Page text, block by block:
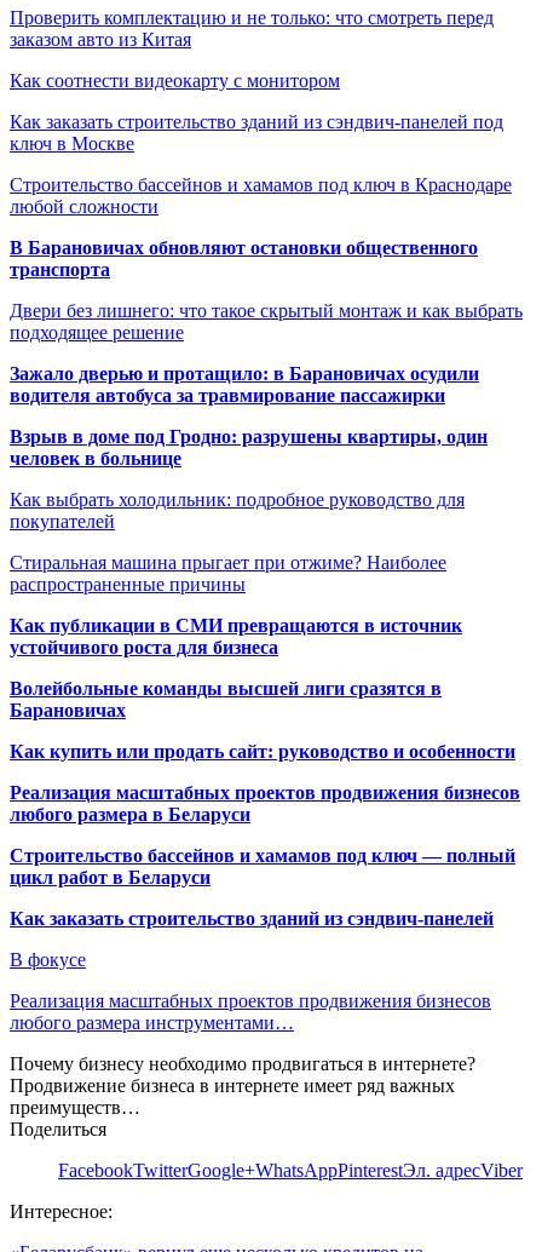
Проверить комплектацию и не только: что смотреть перед
заказом авто из Китая
Как соотнести видеокарту с монитором
Как заказать строительство зданий из сэндвич-панелей под
ключ в Москве
Строительство бассейнов и хамамов под ключ в Краснодаре
любой сложности
В Барановичах обновляют остановки общественного
транспорта
Двери без лишнего: что такое скрытый монтаж и как выбрать
подходящее решение
Зажало дверью и протащило: в Барановичах осудили
водителя автобуса за травмирование пассажирки
Взрыв в доме под Гродно: разрушены квартиры, один
человек в больнице
Как выбрать холодильник: подробное руководство для
покупателей
Стиральная машина прыгает при отжиме? Наиболее
распространенные причины
Как публикации в СМИ превращаются в источник
устойчивого роста для бизнеса
Волейбольные команды высшей лиги сразятся в
Барановичах
Как купить или продать сайт: руководство и особенности
Реализация масштабных проектов продвижения бизнесов
любого размера в Беларуси
Строительство бассейнов и хамамов под ключ — полный
цикл работ в Беларуси
Как заказать строительство зданий из сэндвич-панелей
В фокусе
Реализация масштабных проектов продвижения бизнесов
любого размера инструментами…
Почему бизнесу необходимо продвигаться в интернете?
Продвижение бизнеса в интернете имеет ряд важных
преимуществ…
Поделиться
FacebookTwitterGoogle+WhatsAppPinterestЭл. адресViber
Интересное: